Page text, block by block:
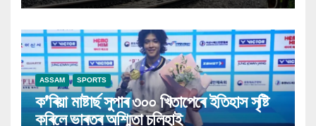
ASSAM SPORTS
ক’ৰিয়া মাষ্টাৰ্ছ সুপাৰ ৩০০ খিতাপেৰে ইতিহাস সৃষ্টি
কৰিলে ভাৰতৰ অশ্মিতা চলিহাই